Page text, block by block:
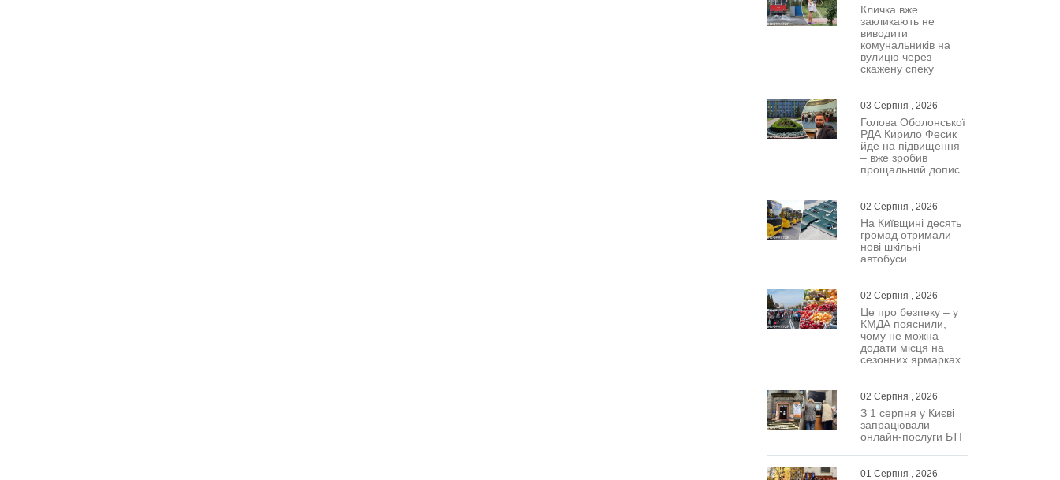
Кличка вже
закликають не
виводити
комунальників на
вулицю через
скажену спеку
03 Серпня , 2026
Голова Оболонської
РДА Кирило Фесик
йде на підвищення
– вже зробив
прощальний допис
02 Серпня , 2026
На Київщині десять
громад отримали
нові шкільні
автобуси
02 Серпня , 2026
Це про безпеку – у
КМДА пояснили,
чому не можна
додати місця на
сезонних ярмарках
02 Серпня , 2026
З 1 серпня у Києві
запрацювали
онлайн-послуги БТІ
01 Серпня , 2026